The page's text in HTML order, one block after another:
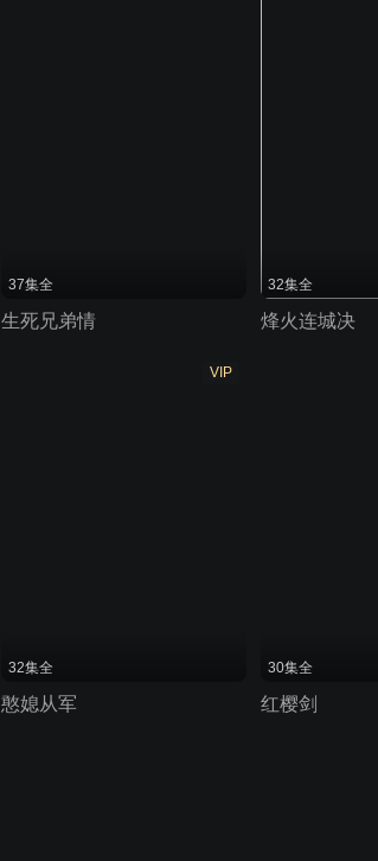
37集全
生死兄弟情
32集全
烽火连城决
VIP
32集全
憨媳从军
30集全
红樱剑